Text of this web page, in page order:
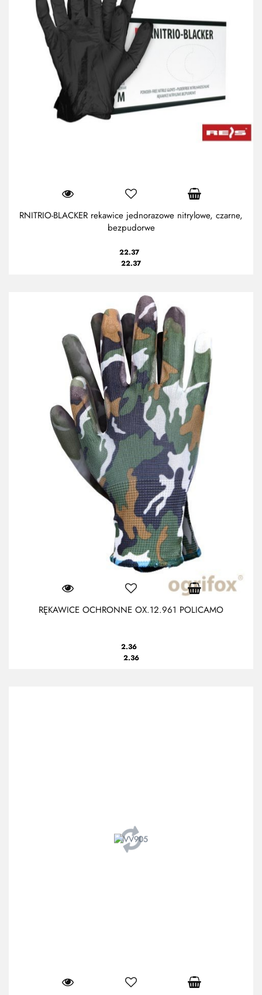
RNITRIO-BLACKER rekawice jednorazowe nitrylowe, czarne,
bezpudorwe
22.37
22.37
RĘKAWICE OCHRONNE OX.12.961 POLICAMO
2.36
2.36